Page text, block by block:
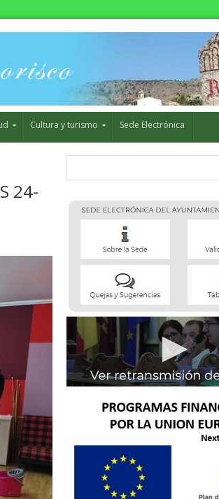
Cultura y turismo Sede Electrónica
24-